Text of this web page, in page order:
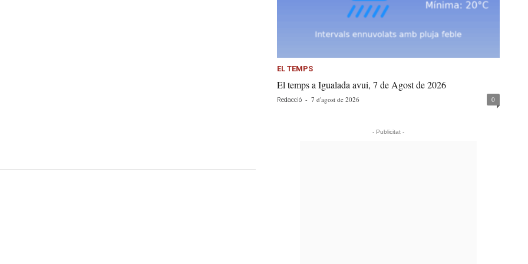
EL TEMPS
El temps a Igualada avui, 7 de Agost de 2026
Redacció - 7 d'agost de 2026 0
- Publicitat -